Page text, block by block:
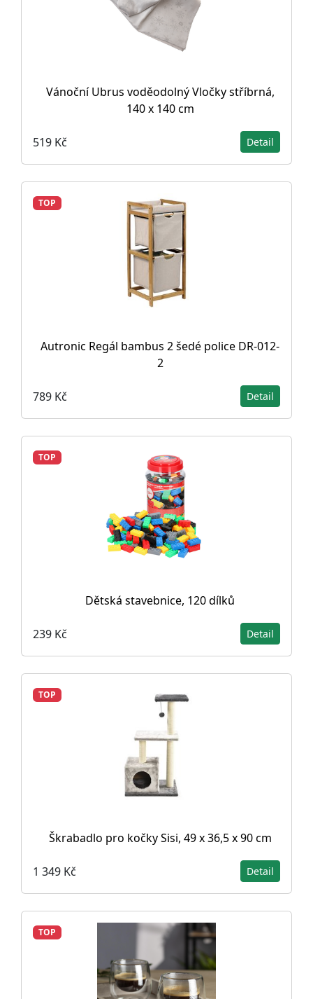
Vánoční Ubrus voděodolný Vločky stříbrná,
140 x 140 cm
519 Kč Detail
TOP
Autronic Regál bambus 2 šedé police DR-012-
2
789 Kč Detail
TOP
Dětská stavebnice, 120 dílků
239 Kč Detail
TOP
Škrabadlo pro kočky Sisi, 49 x 36,5 x 90 cm
1 349 Kč Detail
TOP